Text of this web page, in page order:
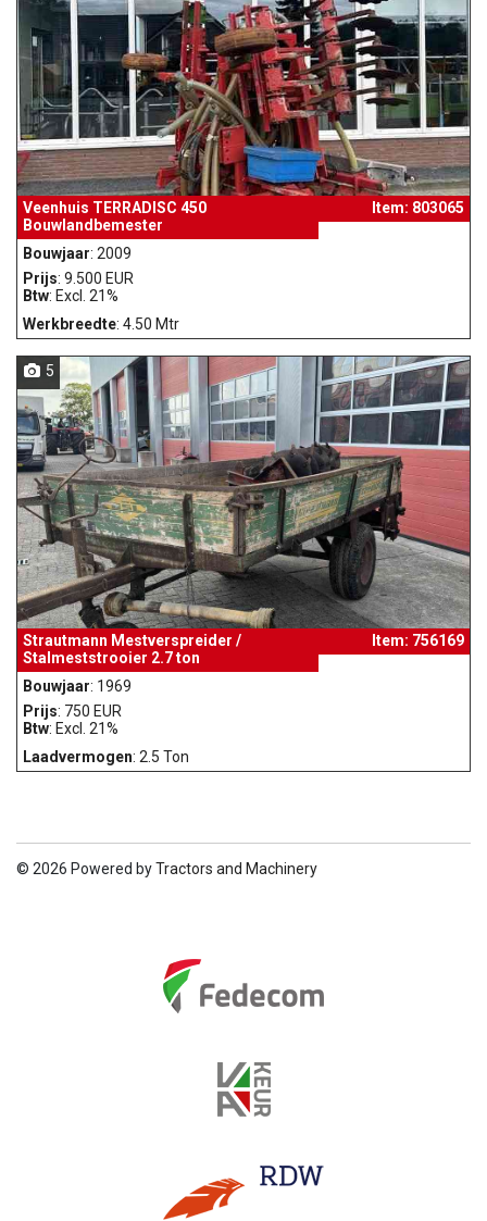
Veenhuis TERRADISC 450
Bouwlandbemester
Item: 803065
Bouwjaar: 2009
Prijs: 9.500 EUR
Btw: Excl. 21%
Werkbreedte: 4.50 Mtr
5
Strautmann Mestverspreider /
Stalmeststrooier 2.7 ton
Item: 756169
Bouwjaar: 1969
Prijs: 750 EUR
Btw: Excl. 21%
Laadvermogen: 2.5 Ton
© 2026 Powered byTractors and Machinery